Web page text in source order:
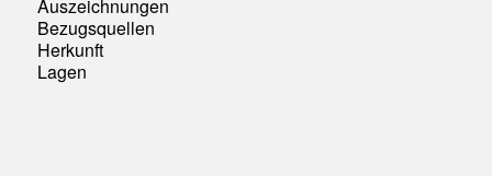
Auszeichnungen
Bezugsquellen
Herkunft
Lagen